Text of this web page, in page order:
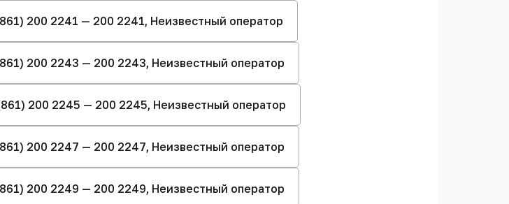
200 2241 — 200 2241, Неизвестный оператор
200 2243 — 200 2243, Неизвестный оператор
200 2245 — 200 2245, Неизвестный оператор
200 2247 — 200 2247, Неизвестный оператор
200 2249 — 200 2249, Неизвестный оператор